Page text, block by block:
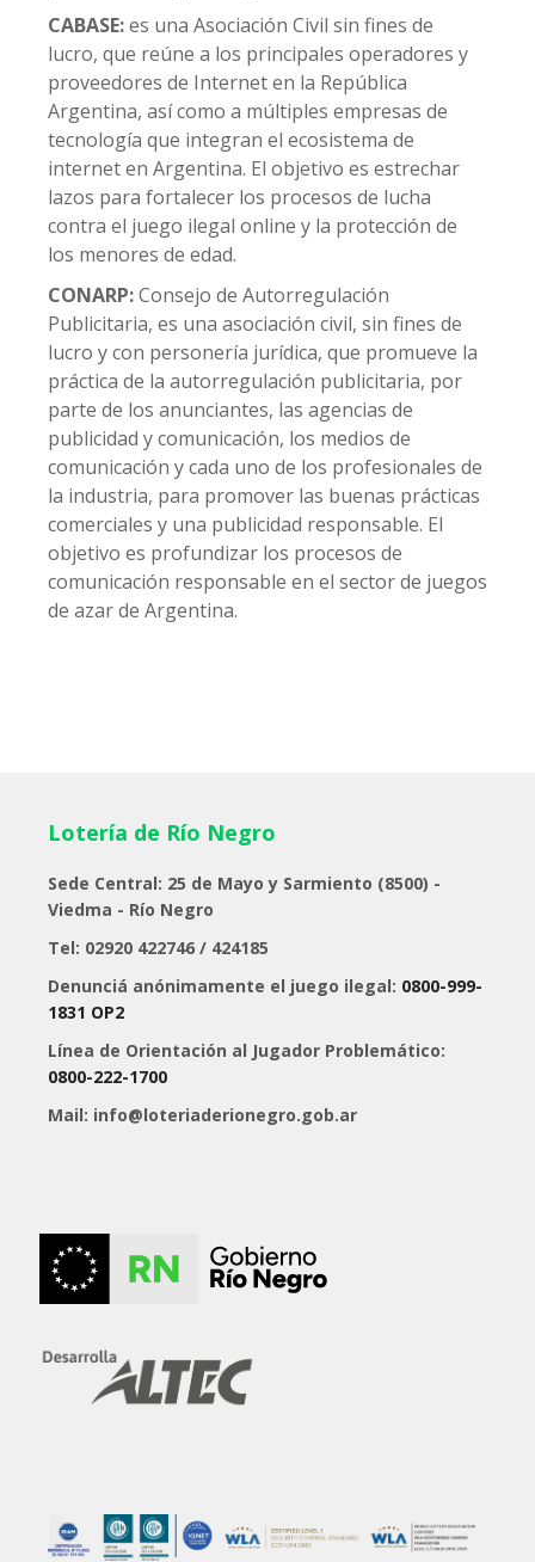
CABASE:es una Asociación Civil sin fines de
lucro, que reúne a los principales operadores y
proveedores de Internet en la República
Argentina, así como a múltiples empresas de
tecnología que integran el ecosistema de
internet en Argentina. El objetivo es estrechar
lazos para fortalecer los procesos de lucha
contra el juego ilegal online y la protección de
los menores de edad.
CONARP:Consejo de Autorregulación
Publicitaria, es una asociación civil, sin fines de
lucro y con personería jurídica, que promueve la
práctica de la autorregulación publicitaria, por
parte de los anunciantes, las agencias de
publicidad y comunicación, los medios de
comunicación y cada uno de los profesionales de
la industria, para promover las buenas prácticas
comerciales y una publicidad responsable. El
objetivo es profundizar los procesos de
comunicación responsable en el sector de juegos
de azar de Argentina.
Lotería de Río Negro
Sede Central: 25 de Mayo y Sarmiento (8500) -
Viedma - Río Negro
Tel: 02920 422746 / 424185
Denunciá anónimamente el juego ilegal: 0800-999-
1831 OP2
Línea de Orientación al Jugador Problemático:
0800-222-1700
Mail: info@loteriaderionegro.gob.ar